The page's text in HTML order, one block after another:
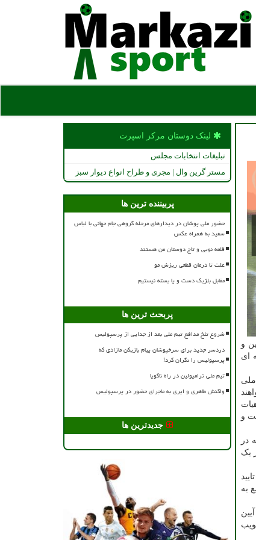
و
هنوز آیین نامه ای
و
در
یک
مجمع به
آیین
لینک دوستان مركز اسپرت
تبلیغات انتخابات مجلس
مستر گرین وال | مجری و طراح انواع دیوار سبز
پربیننده ترین ها
حضور ملی پوشان در دیدارهای مرحله گروهی جام جهانی با لباس
سفید به همراه عکس
قلعه نویی و تاج دوستان من هستند
علت تا درمان قطعی ریزش مو
مقابل بلژیک دست و پا بسته نیستیم
پربحث ترین ها
شروع تلخ مدافع تیم ملی بعد از جدایی از پرسپولیس
دردسر جدید برای سرخپوشان پیام بازیکن مازادی که
پرسپولیس را نگران کرد!
تیم ملی ترامپولین در راه ناگویا
واکنش طاهری و ایری به ماجرای حضور در پرسپولیس
جدیدترین ها